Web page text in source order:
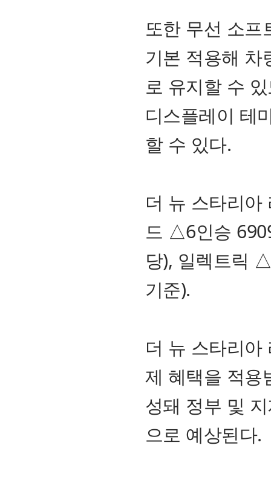
또한 무선 소프
기본 적용해 차
로 유지할 수
디스플레이 테
할 수 있다.
더 뉴 스타리
드 △6인승
당), 일렉트릭
기준).
더 뉴 스타리
제 혜택을 적용
성돼 정부 및
으로 예상된다.